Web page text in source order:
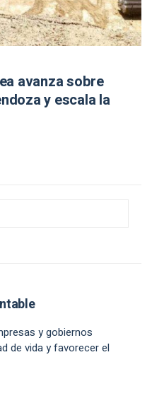
avanza sobre
y escala la
y gobiernos
de vida y favorecer el